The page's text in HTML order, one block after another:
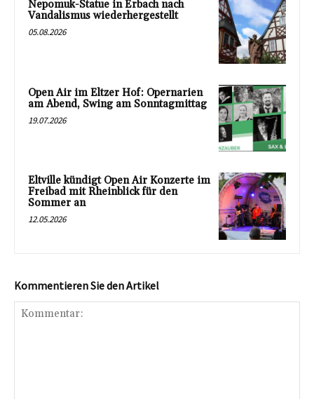
Nepomuk-Statue in Erbach nach
Vandalismus wiederhergestellt
05.08.2026
Open Air im Eltzer Hof: Opernarien
am Abend, Swing am Sonntagmittag
19.07.2026
Eltville kündigt Open Air Konzerte im
Freibad mit Rheinblick für den
Sommer an
12.05.2026
Kommentieren Sie den Artikel